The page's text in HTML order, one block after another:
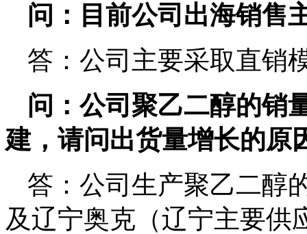
问：目前公司出海销售
答：公司主要采取直销
问：公司聚乙二醇的销
建，请问出货量增长的原
答：公司生产聚乙二醇
及辽宁奥克（辽宁主要供